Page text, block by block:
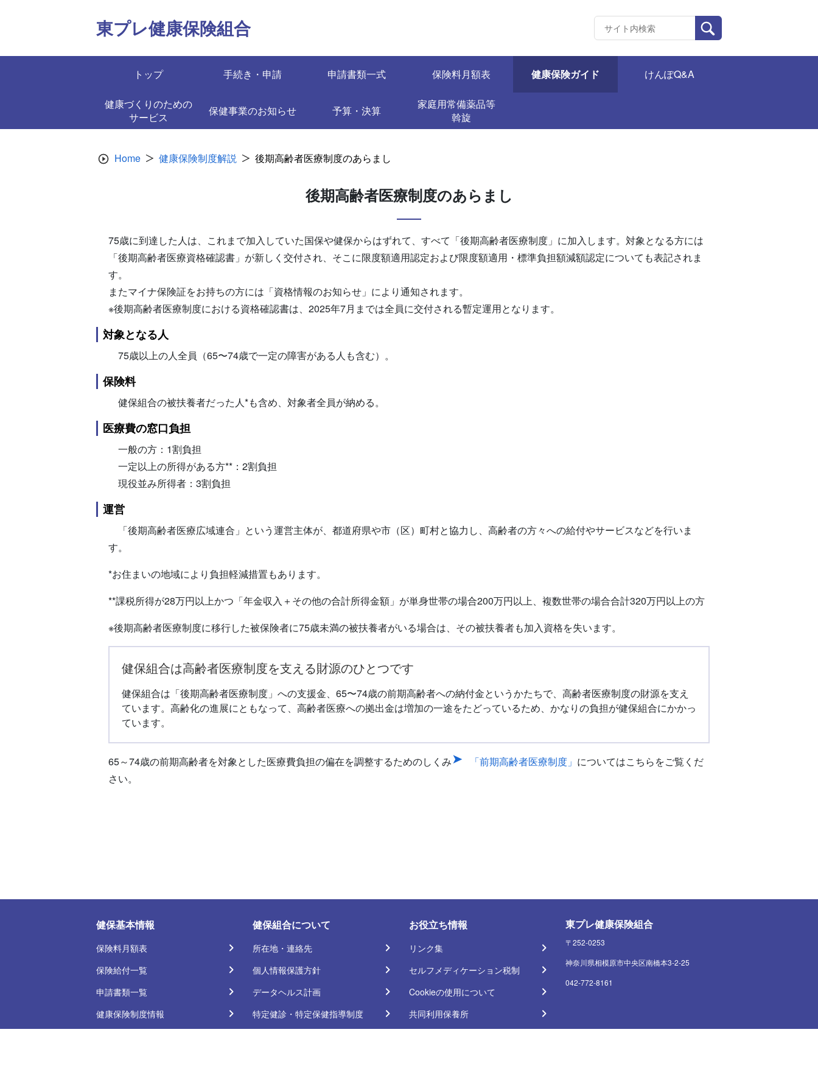
東プレ健康保険組合
トップ 手続き・申請 申請書類一式 保険料月額表 健康保険ガイド けんぽQ&A
健康づくりのための
サービス
保健事業のお知らせ 予算・決算
家庭用常備薬品等
斡旋
Home 健康保険制度解説 後期高齢者医療制度のあらまし
後期高齢者医療制度のあらまし
75歳に到達した人は、これまで加入していた国保や健保からはずれて、すべて「後期高齢者医療制度」に加入します。対象となる方には
「後期高齢者医療資格確認書」が新しく交付され、そこに限度額適用認定および限度額適用・標準負担額減額認定についても表記されま
す。
またマイナ保険証をお持ちの方には「資格情報のお知らせ」により通知されます。
※後期高齢者医療制度における資格確認書は、2025年7月までは全員に交付される暫定運用となります。
対象となる人
75歳以上の人全員（65〜74歳で一定の障害がある人も含む）。
保険料
健保組合の被扶養者だった人*も含め、対象者全員が納める。
医療費の窓口負担
一般の方：1割負担
一定以上の所得がある方**：2割負担
現役並み所得者：3割負担
運営
「後期高齢者医療広域連合」という運営主体が、都道府県や市（区）町村と協力し、高齢者の方々への給付やサービスなどを行いま
す。
*お住まいの地域により負担軽減措置もあります。
**課税所得が28万円以上かつ「年金収入＋その他の合計所得金額」が単身世帯の場合200万円以上、複数世帯の場合合計320万円以上の方
※後期高齢者医療制度に移行した被保険者に75歳未満の被扶養者がいる場合は、その被扶養者も加入資格を失います。
健保組合は高齢者医療制度を支える財源のひとつです
健保組合は「後期高齢者医療制度」への支援金、65〜74歳の前期高齢者への納付金というかたちで、高齢者医療制度の財源を支え
ています。高齢化の進展にともなって、高齢者医療への拠出金は増加の一途をたどっているため、かなりの負担が健保組合にかかっ
ています。
65～74歳の前期高齢者を対象とした医療費負担の偏在を調整するためのしくみ 「前期高齢者医療制度」 についてはこちらをご覧くだ
さい。
健保基本情報
保険料月額表
保険給付一覧
申請書類一覧
健康保険制度情報
健保組合について
所在地・連絡先
個人情報保護方針
データヘルス計画
特定健診・特定保健指導制度
お役立ち情報
リンク集
セルフメディケーション税制
Cookieの使用について
共同利用保養所
東プレ健康保険組合
〒252-0253
神奈川県相模原市中央区南橋本3-2-25
042-772-8161